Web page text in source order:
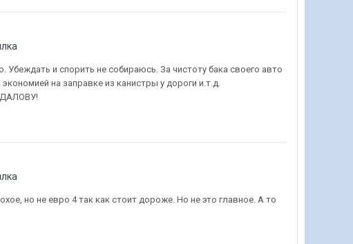
и спорить не собираюсь. За чистоту бака своего авто
на заправке из канистры у дороги и.т.д.
но не евро 4 так как стоит дороже. Но не это главное. А то